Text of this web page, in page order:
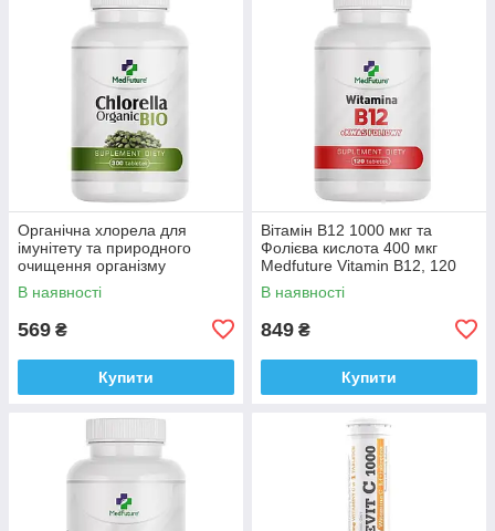
Органічна хлорела для
імунітету та природного
очищення організму
Medfuture Chlorella Organic,
300 таблеток Доставка з ЄС
В наявності
569 ₴
Купити
Вітамін B12 1000 мкг та
Фолієва кислота 400 мкг
Medfuture Vitamin B12, 120
таблеток Доставка з ЄС
В наявності
849 ₴
Купити